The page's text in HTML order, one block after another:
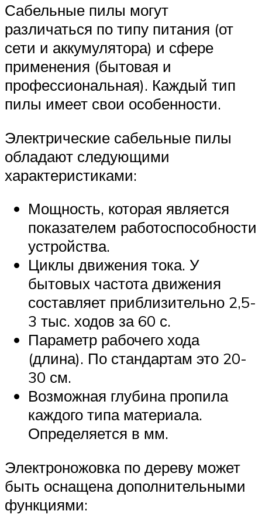
Сабельные пилы могут
различаться по типу питания (от
сети и аккумулятора) и сфере
применения (бытовая и
профессиональная). Каждый тип
пилы имеет свои особенности.
Электрические сабельные пилы
обладают следующими
характеристиками:
Мощность, которая является
показателем работоспособности
устройства.
Циклы движения тока. У
бытовых частота движения
составляет приблизительно 2,5-
3 тыс. ходов за 60 с.
Параметр рабочего хода
(длина). По стандартам это 20-
30 см.
Возможная глубина пропила
каждого типа материала.
Определяется в мм.
Электроножовка по дереву может
быть оснащена дополнительными
функциями: